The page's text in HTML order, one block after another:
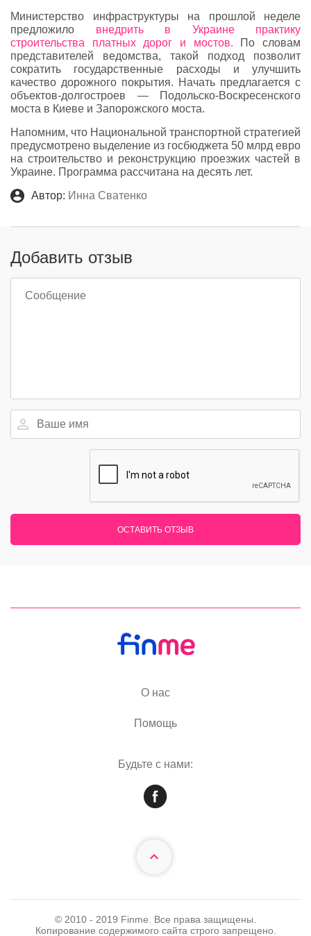
Министерство инфраструктуры на прошлой неделе
предложило внедрить в Украине практику
строительства платных дорог и мостов. По словам
представителей ведомства, такой подход позволит
сократить государственные расходы и улучшить
качество дорожного покрытия. Начать предлагается с
объектов-долгостроев — Подольско-Воскресенского
моста в Киеве и Запорожского моста.
Напомним, что Национальной транспортной стратегией
предусмотрено выделение из госбюджета 50 млрд евро
на строительство и реконструкцию проезжих частей в
Украине. Программа рассчитана на десять лет.
Автор: Инна Сватенко
Добавить отзыв
ОСТАВИТЬ ОТЗЫВ
О нас
Помощь
Будьте с нами:
© 2010 - 2019 Finme. Все права защищены.
Копирование содержимого сайта строго запрещено.